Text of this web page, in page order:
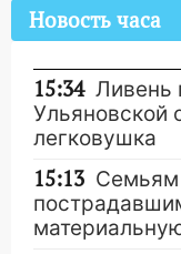
Новость часа
15:34 Ливень
Ульяновской
легковушка
15:13 Семьям